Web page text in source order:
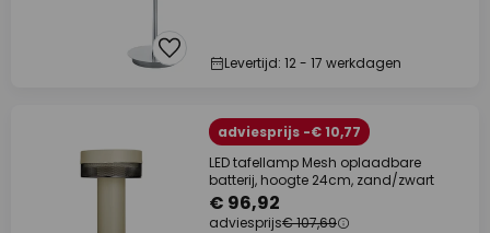
Levertijd: 12 - 17 werkdagen
adviesprijs -€ 10,77
LED tafellamp Mesh oplaadbare
batterij, hoogte 24cm, zand/zwart
€ 96,92
adviesprijs€ 107,69